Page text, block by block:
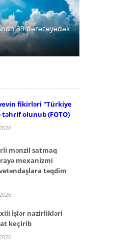
39 dərəcəyədək
fikirləri "Türkiye
təhrif olunub (FOTO)
mənzil satmaq
mexanizmi
təqdim
İşlər nazirlikləri
keçirib